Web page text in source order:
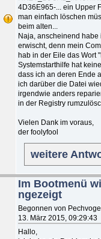
4D36E965-... ein Upper
man einfach löschen
beim alten...
Naja, anscheinend
erwischt, denn mein
hab in der Eile das Wort
Systemstarthilfe hat
dass ich an deren Ende
ich darüber die Datei
irgendwie anders
in der Registry
Vielen Dank im voraus,
der foolyfool
weitere
Im Bootmenü
ngezeigt
Begonnen von
13. März 2015, 09:29:43
Hallo,